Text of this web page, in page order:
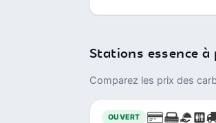
Stations essence
Comparez les prix des
OUVERT